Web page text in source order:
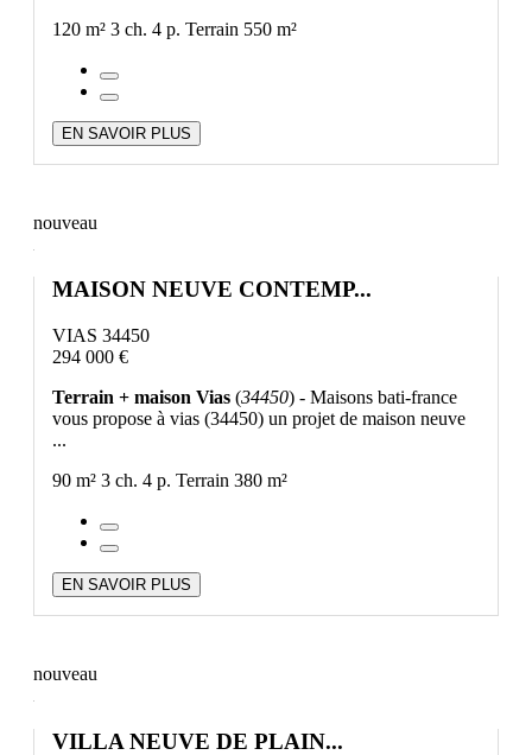
120 m² 3 ch. 4 p. Terrain 550 m²
EN SAVOIR PLUS
nouveau
MAISON NEUVE CONTEMP...
VIAS 34450
294 000 €
Terrain + maison Vias (34450) - Maisons bati-france
vous propose à vias (34450) un projet de maison neuve
...
90 m² 3 ch. 4 p. Terrain 380 m²
EN SAVOIR PLUS
nouveau
VILLA NEUVE DE PLAIN...